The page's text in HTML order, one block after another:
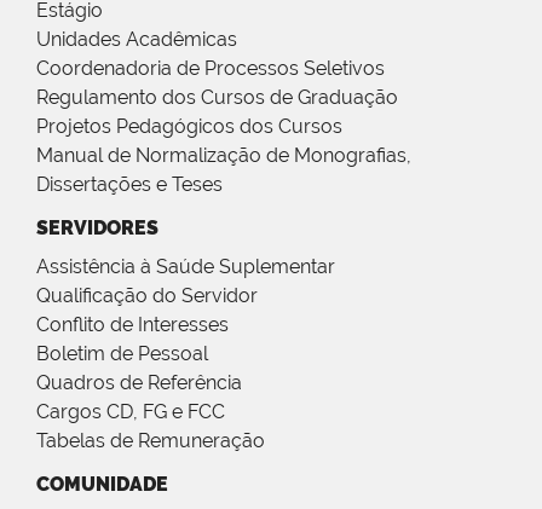
Estágio
Unidades Acadêmicas
Coordenadoria de Processos Seletivos
Regulamento dos Cursos de Graduação
Projetos Pedagógicos dos Cursos
Manual de Normalização de Monografias,
Dissertações e Teses
SERVIDORES
Assistência à Saúde Suplementar
Qualificação do Servidor
Conflito de Interesses
Boletim de Pessoal
Quadros de Referência
Cargos CD, FG e FCC
Tabelas de Remuneração
COMUNIDADE